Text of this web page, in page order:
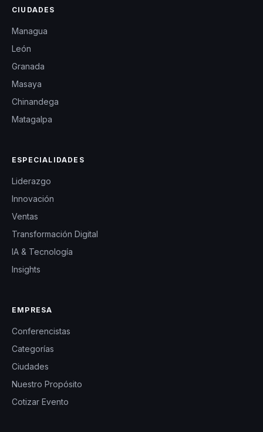
CIUDADES
Managua
León
Granada
Masaya
Chinandega
Matagalpa
ESPECIALIDADES
Liderazgo
Innovación
Ventas
Transformación Digital
IA & Tecnología
Insights
EMPRESA
Conferencistas
Categorías
Ciudades
Nuestro Propósito
Cotizar Evento